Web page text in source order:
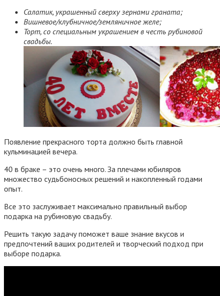
Салатик, украшенный сверху зернами граната;
Вишневое/клубничное/земляничное желе;
Торт, со специальным украшением в честь рубиновой
свадьбы.
Появление прекрасного торта должно быть главной
кульминацией вечера.
40 в браке – это очень много. За плечами юбиляров
множество судьбоносных решений и накопленный годами
опыт.
Все это заслуживает максимально правильный выбор
подарка на рубиновую свадьбу.
Решить такую задачу поможет ваше знание вкусов и
предпочтений ваших родителей и творческий подход при
выборе подарка.